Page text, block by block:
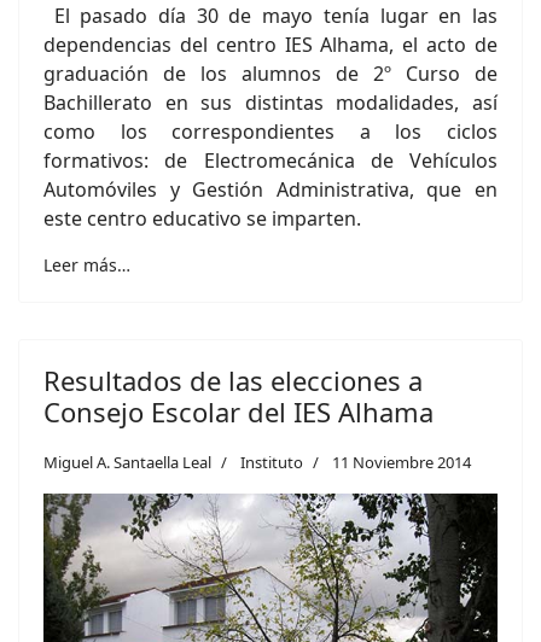
El pasado día 30 de mayo tenía lugar en las
dependencias del centro IES Alhama, el acto de
graduación de los alumnos de 2º Curso de
Bachillerato en sus distintas modalidades, así
como los correspondientes a los ciclos
formativos: de Electromecánica de Vehículos
Automóviles y Gestión Administrativa, que en
este centro educativo se imparten.
Leer más…
Resultados de las elecciones a
Consejo Escolar del IES Alhama
Miguel A. Santaella Leal Instituto 11 Noviembre 2014